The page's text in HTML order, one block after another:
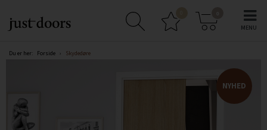
Du er her: Forside › Skydedøre
NYHED